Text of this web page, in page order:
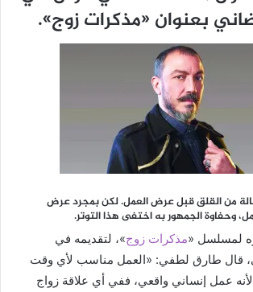
بعنوان «مذكرات زوج».
من القلق قبل عرض العمل. لكن بمجرد عرض
وحفاوة الجمهور به اختفى هذا التوتر.
لمسلسل «مذكرات زوج»، لتقديمه في
قال طارق لطفي: «العمل مناسب لأي وقت
عمل إنساني واقعي، ففي أي علاقة زواج